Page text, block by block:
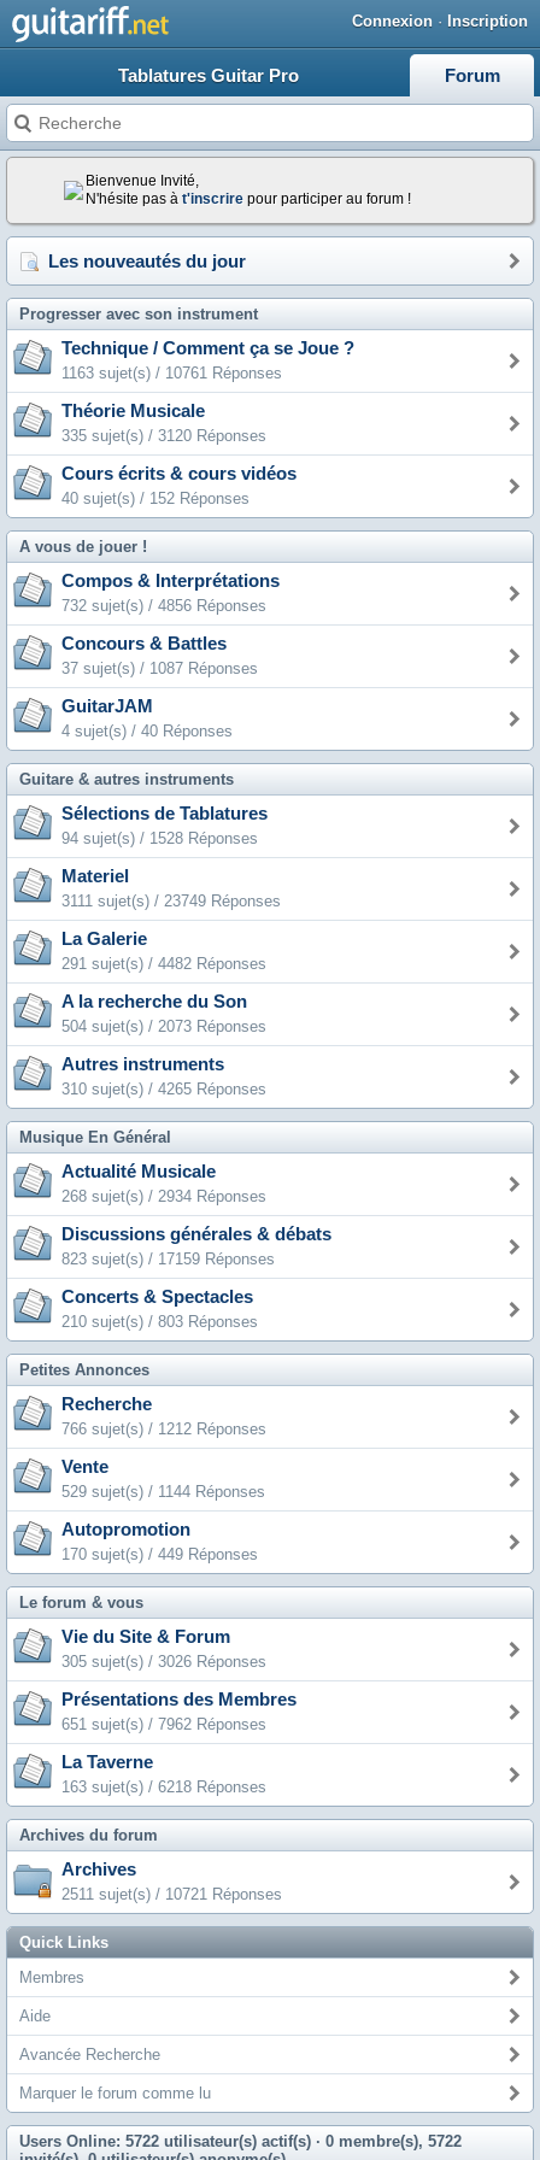
Connexion · Inscription
Tablatures Guitar Pro Forum
Bienvenue Invité,
N'hésite pas à t'inscrire pour participer au forum !
Les nouveautés du jour
Progresser avec son instrument
Technique / Comment ça se Joue ?
1163 sujet(s) / 10761 Réponses
Théorie Musicale
335 sujet(s) / 3120 Réponses
Cours écrits & cours vidéos
40 sujet(s) / 152 Réponses
A vous de jouer !
Compos & Interprétations
732 sujet(s) / 4856 Réponses
Concours & Battles
37 sujet(s) / 1087 Réponses
GuitarJAM
4 sujet(s) / 40 Réponses
Guitare & autres instruments
Sélections de Tablatures
94 sujet(s) / 1528 Réponses
Materiel
3111 sujet(s) / 23749 Réponses
La Galerie
291 sujet(s) / 4482 Réponses
A la recherche du Son
504 sujet(s) / 2073 Réponses
Autres instruments
310 sujet(s) / 4265 Réponses
Musique En Général
Actualité Musicale
268 sujet(s) / 2934 Réponses
Discussions générales & débats
823 sujet(s) / 17159 Réponses
Concerts & Spectacles
210 sujet(s) / 803 Réponses
Petites Annonces
Recherche
766 sujet(s) / 1212 Réponses
Vente
529 sujet(s) / 1144 Réponses
Autopromotion
170 sujet(s) / 449 Réponses
Le forum & vous
Vie du Site & Forum
305 sujet(s) / 3026 Réponses
Présentations des Membres
651 sujet(s) / 7962 Réponses
La Taverne
163 sujet(s) / 6218 Réponses
Archives du forum
Archives
2511 sujet(s) / 10721 Réponses
Quick Links
Membres
Aide
Avancée Recherche
Marquer le forum comme lu
Users Online: 5722 utilisateur(s) actif(s) · 0 membre(s), 5722